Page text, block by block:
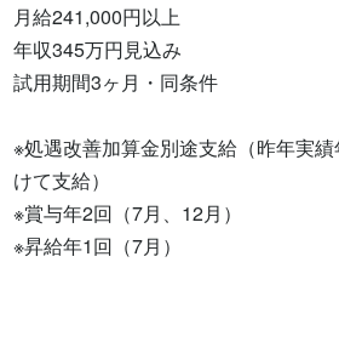
月給241,000円以上
年収345万円見込み
試用期間3ヶ月・同条件
※処遇改善加算金別途支給（昨年実
けて支給）
※賞与年2回（7月、12月）
※昇給年1回（7月）